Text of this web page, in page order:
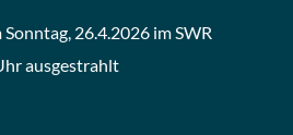
26.4.2026 im SWR
ausgestrahlt